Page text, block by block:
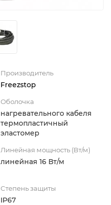
Производитель
Freezstop
Оболочка
нагревательного кабеля
термопластичный
эластомер
Линейная мощность (Вт/м)
линейная 16 Вт/м
Степень защиты
IP67